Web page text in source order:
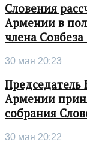
Словения
Армении в
члена
30 мая 20:23
Председатель
Армении
собрания
30 мая 20:22